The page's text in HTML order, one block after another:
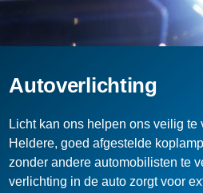
Autoverlichting
Licht kan ons helpen ons veilig te
Heldere, goed afgestelde
zonder andere automobilisten te
verlichting in de auto zorgt voor